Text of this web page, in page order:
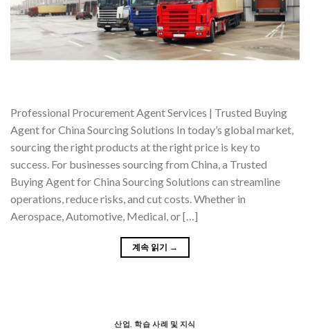
Professional Procurement Agent Services | Trusted Buying
Agent for China Sourcing Solutions In today’s global market,
sourcing the right products at the right price is key to
success. For businesses sourcing from China, a Trusted
Buying Agent for China Sourcing Solutions can streamline
operations, reduce risks, and cut costs. Whether in
Aerospace, Automotive, Medical, or […]
계속 읽기 →
산업 ,학습 사례 및 지식